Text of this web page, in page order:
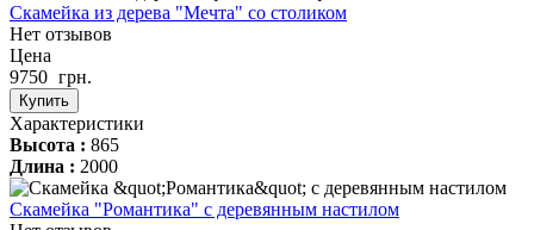
Скамейка из дерева "Мечта" со столиком
Нет отзывов
Цена
9750 грн.
Купить
Характеристики
Высота : 865
Длина : 2000
Скамейка "Романтика" с деревянным настилом